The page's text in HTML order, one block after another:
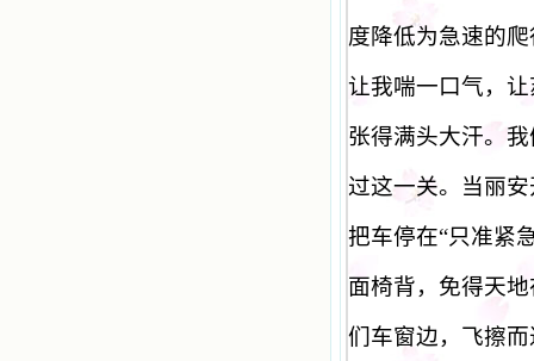
度降低为急速的
让我喘一口气，
张得满头大汗。
过这一关。当丽
把车停在“只准紧
面椅背，免得天
们车窗边，飞擦